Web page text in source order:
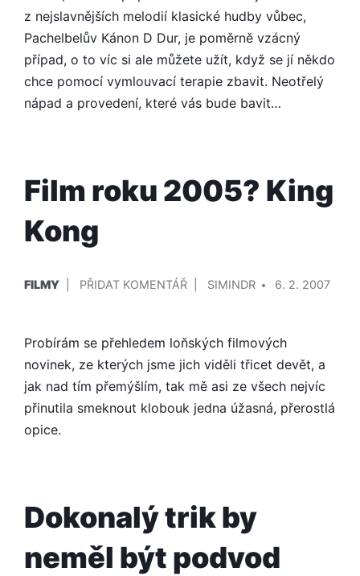
z nejslavnějších melodií klasické hudby vůbec,
Pachelbelův Kánon D Dur, je poměrně vzácný
případ, o to víc si ale můžete užít, když se jí někdo
chce pomocí vymlouvací terapie zbavit. Neotřelý
nápad a provedení, které vás bude bavit…
Film roku 2005? King
Kong
V
FILMY PŘIDAT KOMENTÁŘNA
2005?
KING
KONG
SIMINDR
6. 2. 2007
Probírám se přehledem loňských filmových
novinek, ze kterých jsme jich viděli třicet devět, a
jak nad tím přemýšlím, tak mě asi ze všech nejvíc
přinutila smeknout klobouk jedna úžasná, přerostlá
opice.
Dokonalý trik by
neměl být podvod